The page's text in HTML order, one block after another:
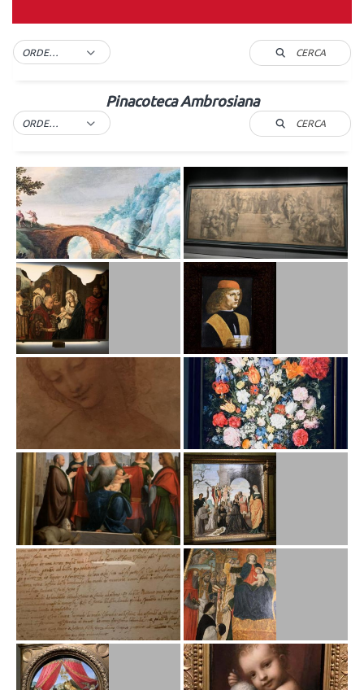
ORDER BY DEFAULT CERCA
Pinacoteca Ambrosiana
ORDER BY DEFAULT CERCA